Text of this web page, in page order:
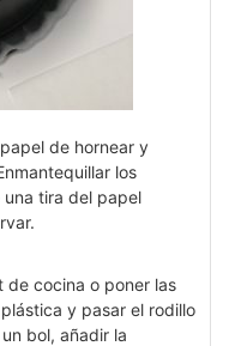
de hornear y
los
tira del papel
de cocina o poner las
y pasar el rodillo
bol, añadir la